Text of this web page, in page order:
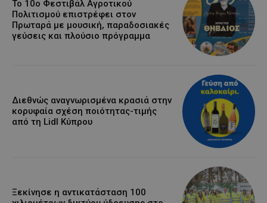
Το 10ο Φεστιβάλ Αγροτικού
Πολιτισμού επιστρέφει στον
Πρωταρά με μουσική, παραδοσιακές
γεύσεις και πλούσιο πρόγραμμα
Διεθνώς αναγνωρισμένα κρασιά στην
κορυφαία σχέση ποιότητας-τιμής
από τη Lidl Κύπρου
Ξεκίνησε η αντικατάσταση 100